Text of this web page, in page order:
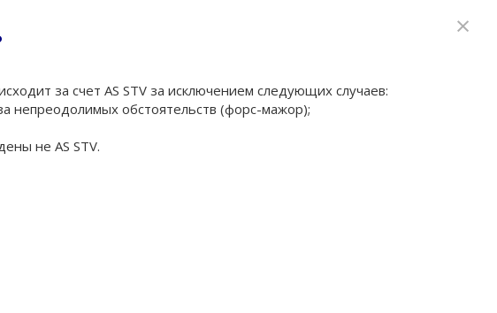
×
за счет AS STV за исключением следующих случаев:
непреодолимых обстоятельств (форс-мажор);
не AS STV.